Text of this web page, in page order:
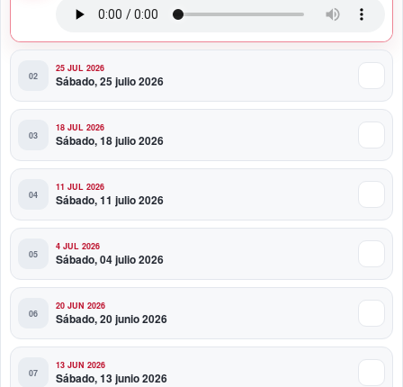
Político/Comunicaciones
25 JUL 2026
Sábado, 25 julio 2026
18 JUL 2026
Sábado, 18 julio 2026
11 JUL 2026
Sábado, 11 julio 2026
4 JUL 2026
Sábado, 04 julio 2026
20 JUN 2026
Sábado, 20 junio 2026
13 JUN 2026
Sábado, 13 junio 2026